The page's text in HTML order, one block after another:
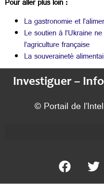
Pour aller plus loin :
La gastronomie et
Le soutien à l’Ukraine
l’agriculture française
La souveraineté
Investiguer –
© Portail de